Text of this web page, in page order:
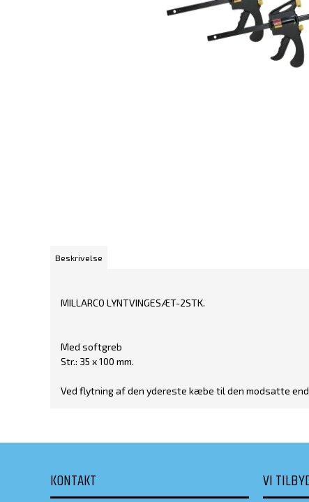
Beskrivelse
MILLARCO LYNTVINGESÆT-2STK.
Med softgreb
Str.: 35 x 100 mm.
Ved flytning af den ydereste kæbe til den modsatte
KONTAKT VI